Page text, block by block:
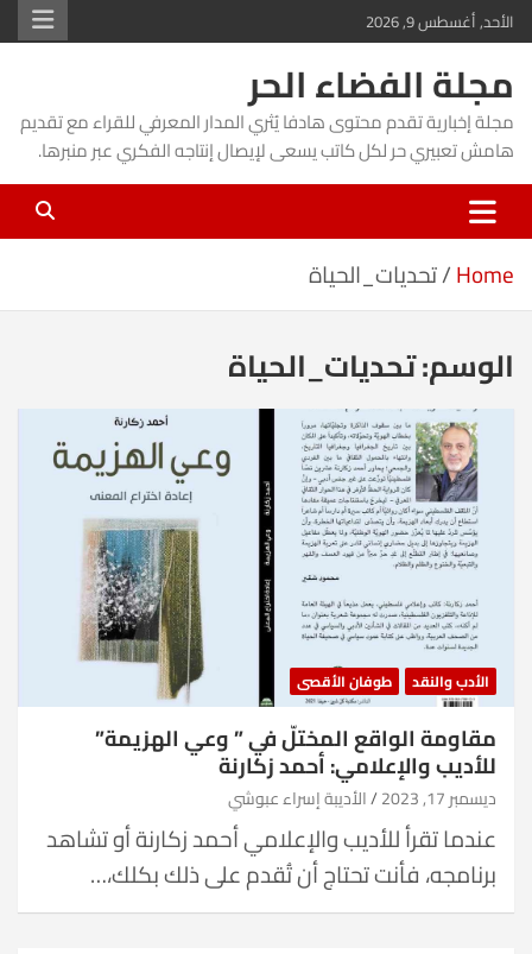
Skip
to
content
الأحد, أغسطس 9, 2026
مجلة الفضاء الحر
مجلة إخبارية تقدم محتوى هادفا يُثري المدار المعرفي للقراء مع تقديم
هامش تعبيري حر لكل كاتب يسعى لإيصال إنتاجه الفكري عبر منبرها.
Home تحديات_الحياة
الوسم:تحديات_الحياة
الأدب والنقد طوفان الأقصى
مقاومة الواقع المختلّ في ” وعي الهزيمة”
للأديب والإعلامي: أحمد زكارنة
ديسمبر 17, 2023 الأديبة إسراء عبوشي
عندما تقرأ للأديب والإعلامي أحمد زكارنة أو تشاهد
برنامجه، فأنت تحتاج أن تُقدم على ذلك بكلك،…